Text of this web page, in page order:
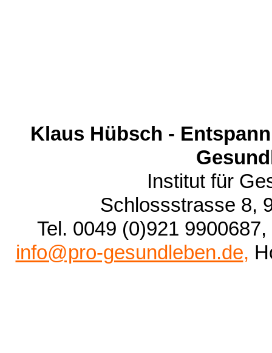
Klaus Hübsch -
Institut für
Schlossstrasse 8,
Tel. 0049 (0)921
info@pro-gesundleben.de,